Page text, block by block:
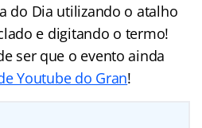
do Dia utilizando o atalho
e digitando o termo!
ser que o evento ainda
Youtube do Gran!